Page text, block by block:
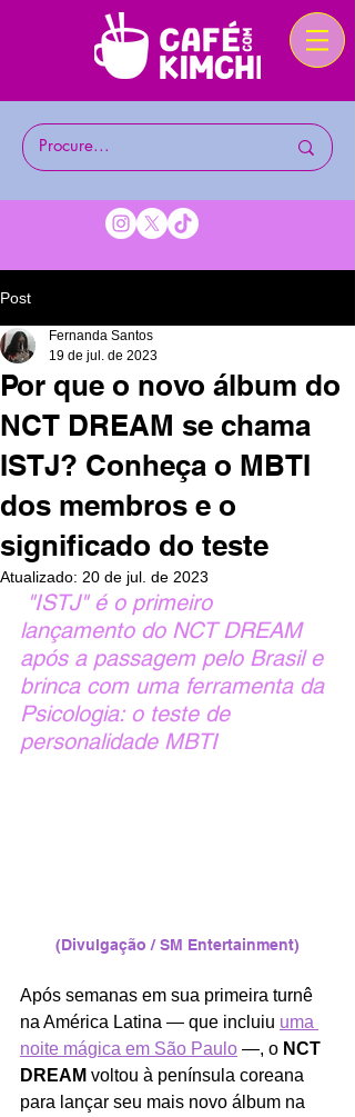
Post
Por que o novo álbum do
NCT DREAM se chama
ISTJ? Conheça o MBTI
dos membros e o
significado do teste
Fernanda Santos
19 de jul. de 2023
Atualizado: 20 de jul. de 2023
lançamento do NCT DREAM
após a passagem pelo Brasil e
brinca com uma ferramenta da
Psicologia: o teste de
personalidade MBTI
(Divulgação / SM Entertainment)
Após semanas em sua primeira turnê
na América Latina — que incluiu uma
noite mágica em São Paulo —, o NCT
DREAM voltou à península coreana
para lançar seu mais novo álbum na